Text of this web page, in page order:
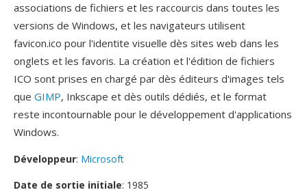
associations de fichiers et les raccourcis dans toutes les
versions de Windows, et les navigateurs utilisent
favicon.ico pour l'identite visuelle dès sites web dans les
onglets et les favoris. La création et l'édition de fichiers
ICO sont prises en chargé par dès éditeurs d'images tels
que GIMP, Inkscape et dès outils dédiés, et le format
reste incontournable pour le développement d'applications
Windows.
Développeur: Microsoft
Date de sortie initiale: 1985